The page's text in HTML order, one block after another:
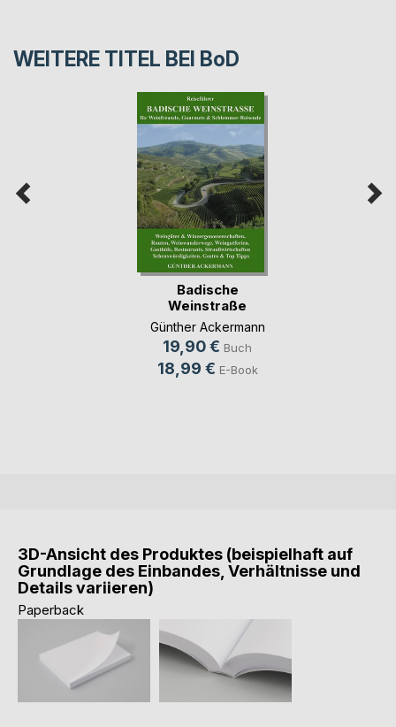
WEITERE TITEL BEI BoD
Badische
Weinstraße
Günther Ackermann
19,90 € Buch
18,99 € E-Book
3D-Ansicht des Produktes (beispielhaft auf
Grundlage des Einbandes, Verhältnisse und
Details variieren)
Paperback